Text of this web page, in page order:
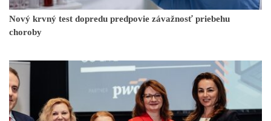
Nový krvný test dopredu predpovie závažnosť priebehu
choroby